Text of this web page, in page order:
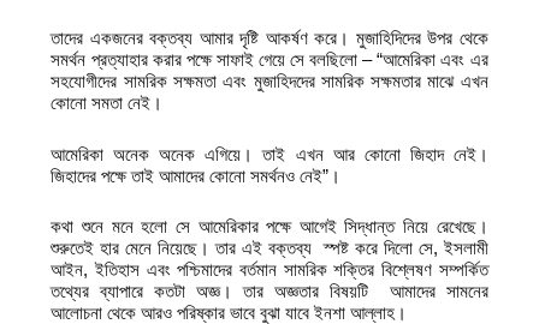
তাদের একজনের বক্তব্য আমার দৃষ্টি আকর্ষণ করে। মুজাহিদিদের উপর থেকে
সমর্থন প্রত্যাহার করার পক্ষে সাফাই গেয়ে সে বলছিলো – “আমেরিকা এবং এর
সহযোগীদের সামরিক সক্ষমতা এবং মুজাহিদদের সামরিক সক্ষমতার মাঝে এখন
কোনো সমতা নেই।
আমেরিকা অনেক অনেক এগিয়ে। তাই এখন আর কোনো জিহাদ নেই।
জিহাদের পক্ষে তাই আমাদের কোনো সমর্থনও নেই”।
কথা শুনে মনে হলো সে আমেরিকার পক্ষে আগেই সিদ্ধান্ত নিয়ে রেখেছে।
শুরুতেই হার মেনে নিয়েছে। তার এই বক্তব্য স্পষ্ট করে দিলো সে, ইসলামী
আইন, ইতিহাস এবং পশ্চিমাদের বর্তমান সামরিক শক্তির বিশ্লেষণ সম্পর্কিত
তথ্যের ব্যাপারে কতটা অজ্ঞ। তার অজ্ঞতার বিষয়টি আমাদের সামনের
আলোচনা থেকে আরও পরিষ্কার ভাবে বুঝা যাবে ইনশা আল্লাহ।